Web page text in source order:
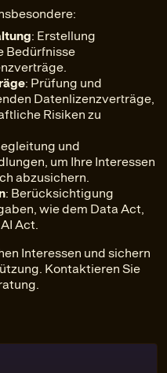
: Erstellung
Bedürfnisse
: Prüfung und
Datenlizenzverträge,
Risiken zu
und
um Ihre Interessen
abzusichern.
: Berücksichtigung
wie dem Data Act,
Act.
Interessen und sichern
Kontaktieren Sie